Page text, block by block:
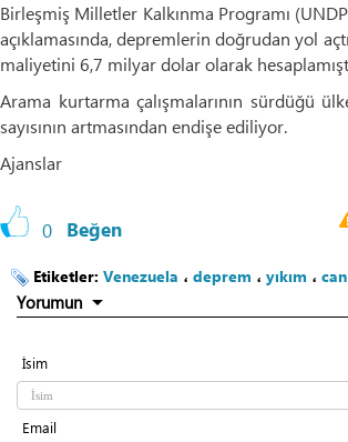
Birleşmiş Milletler Kalkınma Programı
açıklamasında, depremlerin doğrudan yol
maliyetini 6,7 milyar dolar olarak
Arama kurtarma çalışmalarının sürdüğü
sayısının artmasından endişe ediliyor.
Ajanslar
0 Beğen
Etiketler: Venezuela ، deprem ، yıkım ،
Yorumun
İsim
Email